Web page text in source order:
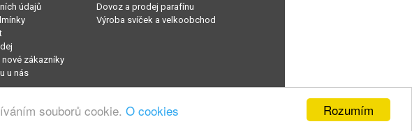
Rozumím
souborů cookie. O cookies
údajů
zákazníky
u nás
Dovoz a prodej parafínu
Výroba svíček a velkoobchod